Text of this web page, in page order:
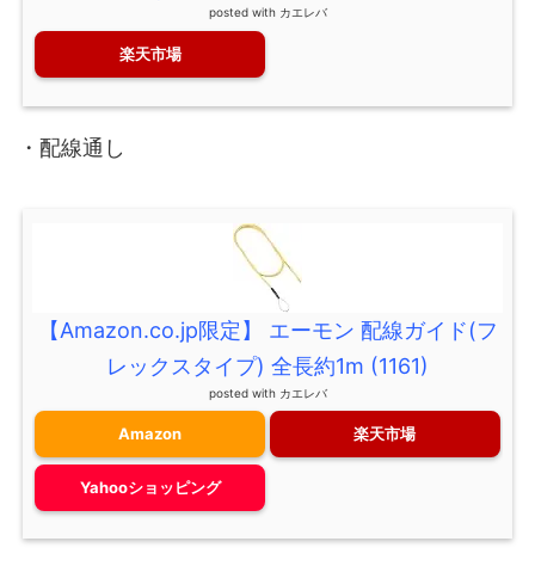
posted with カエレバ
楽天市場
・配線通し
【Amazon.co.jp限定】 エーモン 配線ガイド(フ
レックスタイプ) 全長約1m (1161)
posted with カエレバ
Amazon 楽天市場
Yahooショッピング